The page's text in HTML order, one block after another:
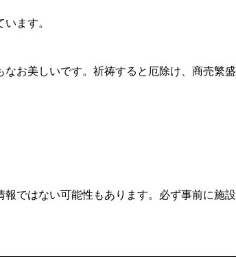
ます。
お美しいです。祈祷すると厄除け、商売繁盛
ではない可能性もあります。必ず事前に施設